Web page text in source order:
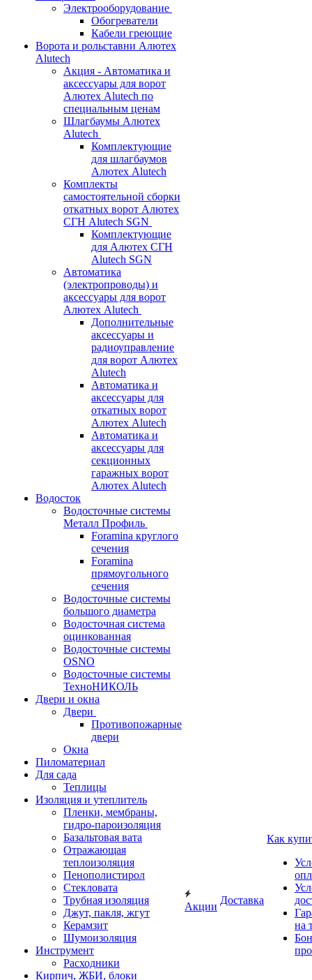
Электрооборудование
Обогреватели
Кабели греющие
Ворота и рольставни Алютех
Alutech
Акция - Автоматика и
аксессуары для ворот
Алютех Alutech по
специальным ценам
Шлагбаумы Алютех
Alutech
Комплектующие
для шлагбаумов
Алютех Alutech
Комплекты
самостоятельной сборки
откатных ворот Алютех
СГН Alutech SGN
Комплектующие
для Алютех СГН
Alutech SGN
Автоматика
(электропроводы) и
аксессуары для ворот
Алютех Alutech
Дополнительные
аксессуары и
радиоуправление
для ворот Алютех
Alutech
Автоматика и
аксессуары для
откатных ворот
Алютех Alutech
Автоматика и
аксессуары для
секционных
гаражных ворот
Алютех Alutech
Водосток
Водосточные системы
Металл Профиль
Foramina круглого
сечения
Foramina
прямоугольного
сечения
Водосточные системы
большого диаметра
Водосточная система
оцинкованная
Водосточные системы
OSNO
Водосточные системы
ТехноНИКОЛЬ
Двери и окна
Двери
Противопожарные
двери
Окна
Пиломатериал
Для сада
Теплицы
Изоляция и утеплитель
Пленки, мембраны,
гидро-пароизоляция
Базальтовая вата
Отражающая
теплоизоляция
Пенополистирол
Стекловата
Трубная изоляция
Джут, пакля, жгут
Керамзит
Шумоизоляция
Инструмент
Расходники
Кирпич, ЖБИ, блоки
Акции
Доставка
Как
на